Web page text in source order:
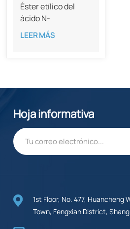
Éster etílico del
ácido N-
etoxicarbonilcarbámico
con una pureza del
LEER MÁS
Hoja informativa
1st Floor, No. 477, Huancheng
Town, Fengxian District,